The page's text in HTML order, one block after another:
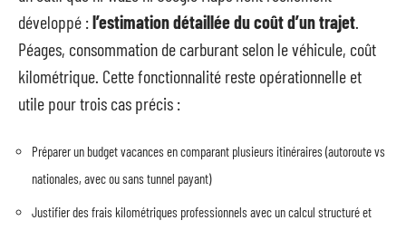
développé :l’estimation détaillée du coût d’un trajet.
Péages, consommation de carburant selon le véhicule, coût
kilométrique. Cette fonctionnalité reste opérationnelle et
utile pour trois cas précis :
Préparer un budget vacances en comparant plusieurs itinéraires (autoroute vs
nationales, avec ou sans tunnel payant)
Justifier des frais kilométriques professionnels avec un calcul structuré et